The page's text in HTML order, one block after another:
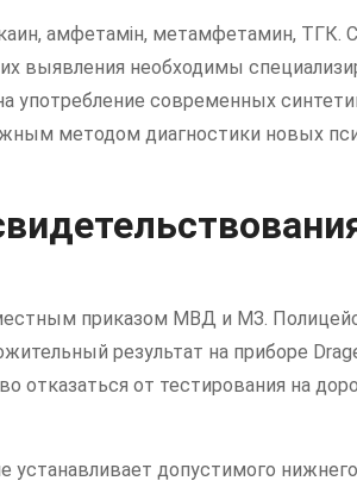
амфетамін, метамфетамин, ТГК.
выявления необходимы
употребление современных
методом диагностики новых
приказом МВД и МЗ.
результат на приборе
от тестирования на
устанавливает допустимого